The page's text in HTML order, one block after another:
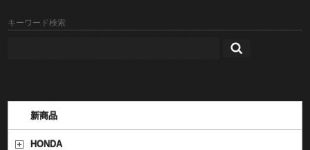
キーワード検索
新商品
HONDA